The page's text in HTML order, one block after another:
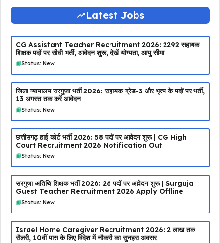
Latest Jobs
CG Assistant Teacher Recruitment 2026: 2292 सहायक
शिक्षक पदों पर सीधी भर्ती, आवेदन शुरू, देखें योग्यता, आयु सीमा
Status: New
जिला न्यायालय सरगुजा भर्ती 2026: सहायक ग्रेड-3 और भृत्य के पदों पर भर्ती,
13 अगस्त तक करें आवेदन
Status: New
छत्तीसगढ़ हाई कोर्ट भर्ती 2026: 58 पदों पर आवेदन शुरू | CG High
Court Recruitment 2026 Notification Out
Status: New
सरगुजा अतिथि शिक्षक भर्ती 2026: 26 पदों पर आवेदन शुरू | Surguja
Guest Teacher Recruitment 2026 Apply Offline
Status: New
Israel Home Caregiver Recruitment 2026: ₹2 लाख तक
सैलरी, 10वीं पास के लिए विदेश में नौकरी का सुनहरा अवसर